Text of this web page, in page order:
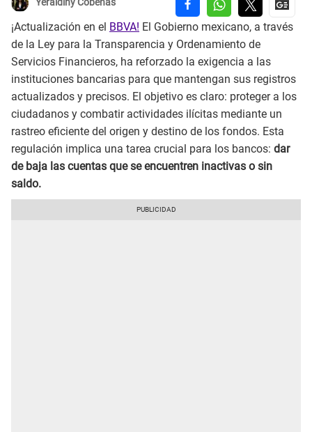
Yeraldiny Cobeñas
¡Actualización en el BBVA! El Gobierno mexicano, a través
de la Ley para la Transparencia y Ordenamiento de
Servicios Financieros, ha reforzado la exigencia a las
instituciones bancarias para que mantengan sus registros
actualizados y precisos. El objetivo es claro: proteger a los
ciudadanos y combatir actividades ilícitas mediante un
rastreo eficiente del origen y destino de los fondos. Esta
regulación implica una tarea crucial para los bancos: dar
de baja las cuentas que se encuentren inactivas o sin
saldo.